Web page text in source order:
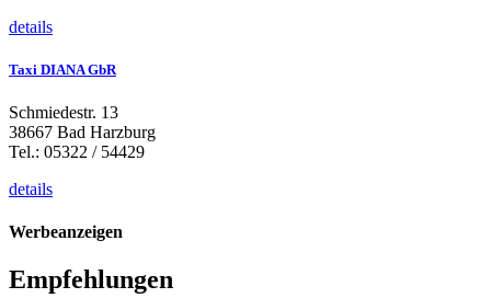
details
Taxi DIANA GbR
Schmiedestr. 13
38667 Bad Harzburg
Tel.: 05322 / 54429
details
Werbeanzeigen
Empfehlungen